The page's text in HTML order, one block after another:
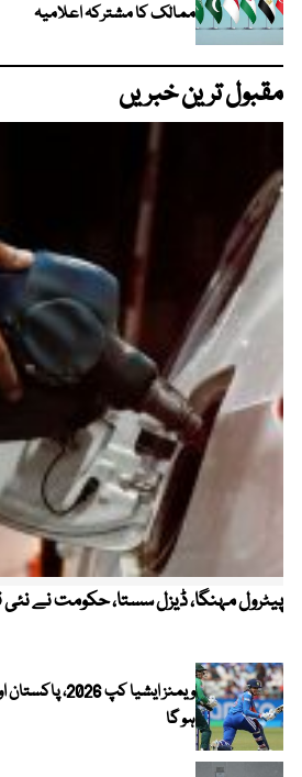
ممالک کا مشترکہ اعلامیہ
مقبول ترین خبریں
پیٹرول مہنگا، ڈیزل سستا، حکومت نے نئی
ویمنز ایشیا کپ
ہو گا